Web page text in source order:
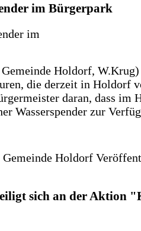
im Bürgerpark
Holdorf,
die derzeit in Holdorf
daran, dass im
Wasserspender zur
Holdorf
sich an der Aktion